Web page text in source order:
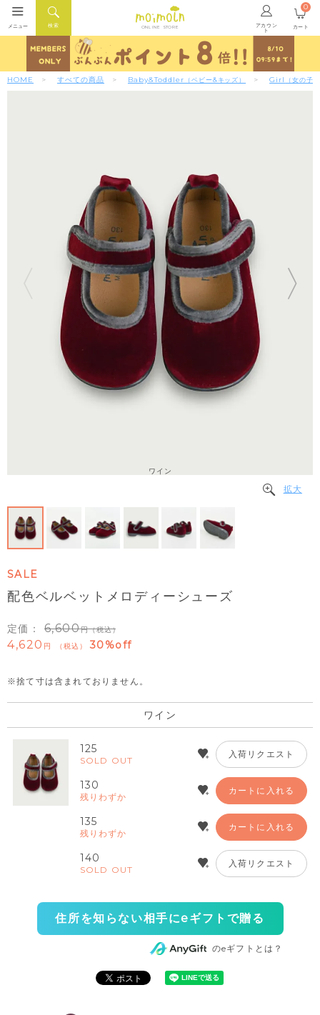
ONLINE STORE アカウン
ト
検索
メニュー カート
0
HOME すべての商品 Baby&Toddler （ベビー&キッズ） Girl （女の子）
ワイン
拡大
SALE
配色ベルベットメロディーシューズ
定価： 6,600 （税込）
4,620 税込 30%off
※捨て寸は含まれておりません。
ワイン
125
SOLD OUT
入荷リクエスト
130
残りわずか
カートに入れる
135
残りわずか
カートに入れる
140
SOLD OUT
入荷リクエスト
住所を知らない相手にeギフトで贈る
のeギフトとは？